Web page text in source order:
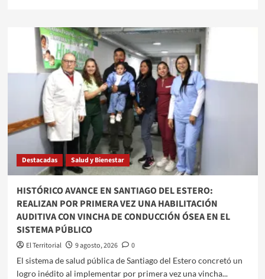
MAL
A
RIVER»
CRISIS
PROFUNDA
EN
RIVER:
PERDIÓ
CON
TIGRE
Y
SUMÓ
SU
SEXTA
DERROTA
CONSECUTIVA
Destacadas Salud y Bienestar
HISTÓRICO AVANCE EN SANTIAGO DEL ESTERO:
REALIZAN POR PRIMERA VEZ UNA HABILITACIÓN
AUDITIVA CON VINCHA DE CONDUCCIÓN ÓSEA EN EL
SISTEMA PÚBLICO
El Territorial 9 agosto, 2026
0
​El sistema de salud pública de Santiago del Estero concretó un
logro inédito al implementar por primera vez una vincha...